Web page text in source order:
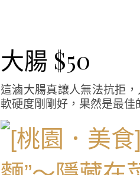
大腸 $50
這滷大腸真讓人無法抗拒
軟硬度剛剛好，果然是最佳